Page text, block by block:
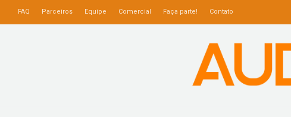
FAQ Parceiros Equipe Comercial Faça parte! Contato